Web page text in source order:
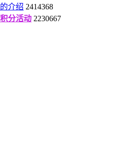
介绍 2414368
分活动 2230667